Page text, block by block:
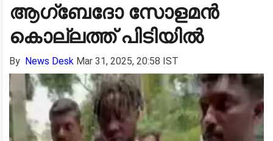
ആഗ്‌ബേദോ സോളമൻ
കൊല്ലത്ത് പിടിയിൽ
By News Desk Mar 31, 2025, 20:58 IST